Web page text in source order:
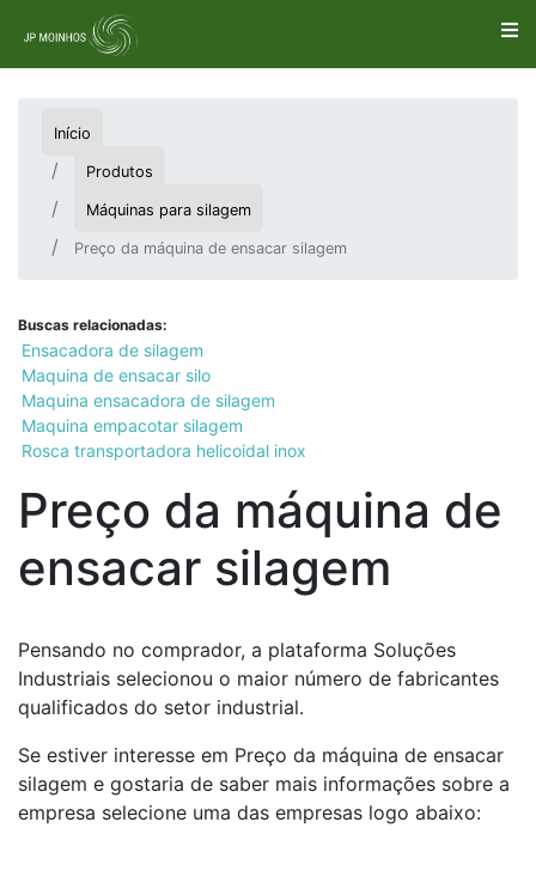
Início
Produtos
Máquinas para silagem
Preço da máquina de ensacar silagem
Buscas relacionadas:
Ensacadora de silagem
Maquina de ensacar silo
Maquina ensacadora de silagem
Maquina empacotar silagem
Rosca transportadora helicoidal inox
Preço da máquina de
ensacar silagem
Pensando no comprador, a plataforma Soluções
Industriais selecionou o maior número de fabricantes
qualificados do setor industrial.
Se estiver interesse em Preço da máquina de ensacar
silagem e gostaria de saber mais informações sobre a
empresa selecione uma das empresas logo abaixo: